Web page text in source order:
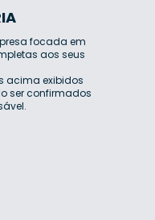
focada em
aos seus
acima exibidos
ser confirmados